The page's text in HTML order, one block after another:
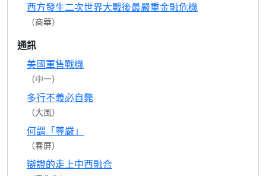
西方發生二次世界大戰後最嚴重金融危機
（商華）
通訊
美國軍售戰機
（中一）
多行不義必自斃
（大風）
何謂「尊嚴」
（春屏）
辯證的走上中西融合